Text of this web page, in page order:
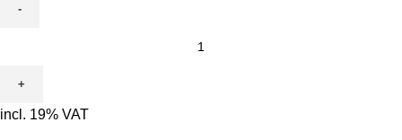
Ausmalen
-
incl. 19% VAT